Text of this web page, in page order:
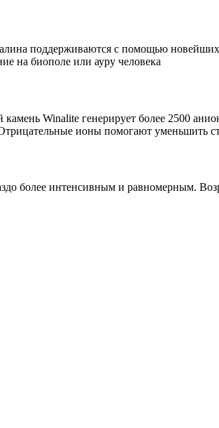
поддерживаются с помощью новейших
на биополе или ауру человека
Winalite генерирует более 2500
ионы помогают уменьшить
более интенсивным и равномерным.